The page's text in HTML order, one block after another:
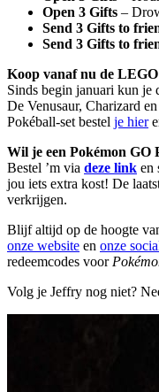
Open 3 Gifts –
Send 3 Gifts to
Send 3 Gifts to
Koop vanaf nu de LEGO
Sinds begin januari kun je
De Venusaur, Charizard
Pokéball-set bestel je hier
Wil je een Pokémon GO
Bestel ’m via deze link en
jou iets extra kost! De
verkrijgen.
Blijf altijd op de hoogte
onze website en onze
redeemcodes voor
Volg je Jeffry nog niet?